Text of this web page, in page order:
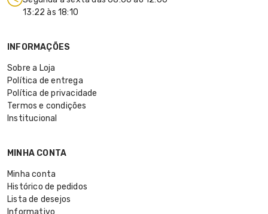
13:22 às 18:10
INFORMAÇÕES
Sobre a Loja
Política de entrega
Política de privacidade
Termos e condições
Institucional
MINHA CONTA
Minha conta
Histórico de pedidos
Lista de desejos
Informativo